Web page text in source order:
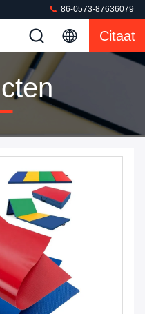
86-0573-87636079
Citaat